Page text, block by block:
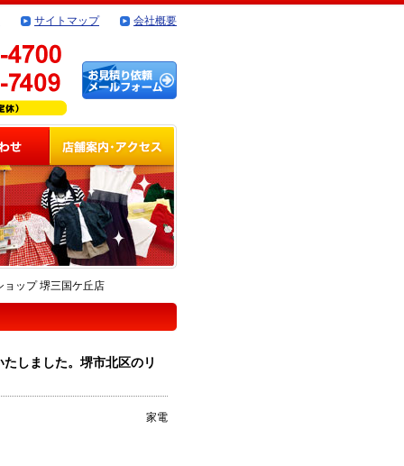
サイトマップ 会社概要
ップ 堺三国ケ丘店
しました。堺市北区のリ
家電